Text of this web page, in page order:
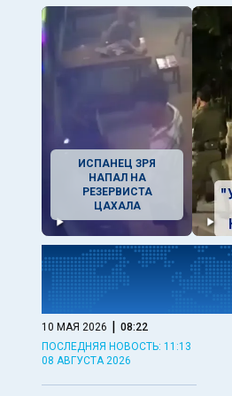
ИСПАНЕЦ ЗРЯ
НАПАЛ НА
РЕЗЕРВИСТА
ЦАХАЛА
10 МАЯ 2026 | 08:22
ПОСЛЕДНЯЯ НОВОСТЬ: 11:13
08 АВГУСТА 2026